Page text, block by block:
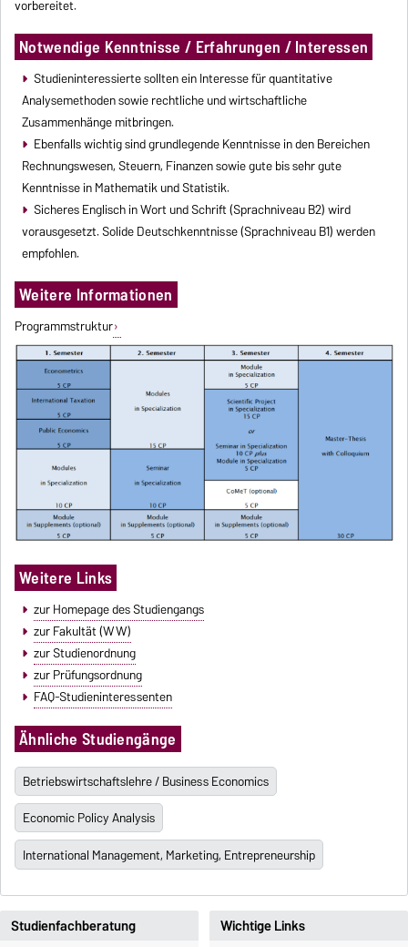
vorbereitet.
Notwendige Kenntnisse / Erfahrungen / Interessen
Studieninteressierte sollten ein Interesse für quantitative
Analysemethoden sowie rechtliche und wirtschaftliche
Zusammenhänge mitbringen.
Ebenfalls wichtig sind grundlegende Kenntnisse in den Bereichen
Rechnungswesen, Steuern, Finanzen sowie gute bis sehr gute
Kenntnisse in Mathematik und Statistik.
Sicheres Englisch in Wort und Schrift (Sprachniveau B2) wird
vorausgesetzt. Solide Deutschkenntnisse (Sprachniveau B1) werden
empfohlen.
Weitere Informationen
Programmstruktur
Weitere Links
zur Homepage des Studiengangs
zur Fakultät (WW)
zur Studienordnung
zur Prüfungsordnung
FAQ-Studieninteressenten
Ähnliche Studiengänge
Betriebswirtschaftslehre / Business Economics
Economic Policy Analysis
International Management, Marketing, Entrepreneurship
Studienfachberatung
Wichtige Links